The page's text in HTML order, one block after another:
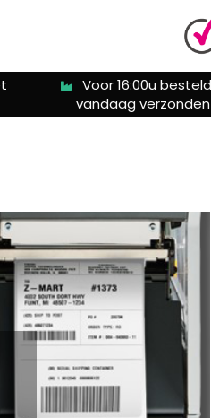
Voor 16:00u
vandaag verzonden